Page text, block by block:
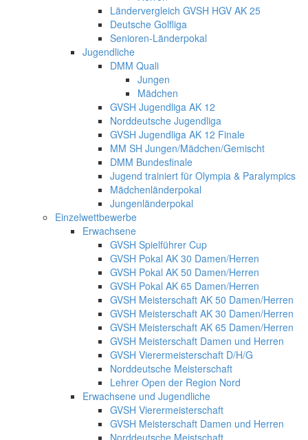
Ländervergleich GVSH HGV AK 25
Deutsche Golfliga
Senioren-Länderpokal
Jugendliche
DMM Quali
Jungen
Mädchen
GVSH Jugendliga AK 12
Norddeutsche Jugendliga
GVSH Jugendliga AK 12 Finale
MM SH Jungen/Mädchen/Gemischt
DMM Bundesfinale
Jugend trainiert für Olympia & Paralympics
Mädchenländerpokal
Jungenländerpokal
Einzelwettbewerbe
Erwachsene
GVSH Spielführer Cup
GVSH Pokal AK 30 Damen/Herren
GVSH Pokal AK 50 Damen/Herren
GVSH Pokal AK 65 Damen/Herren
GVSH Meisterschaft AK 50 Damen/Herren
GVSH Meisterschaft AK 30 Damen/Herren
GVSH Meisterschaft AK 65 Damen/Herren
GVSH Meisterschaft Damen und Herren
GVSH Vierermeisterschaft D/H/G
Norddeutsche Meisterschaft
Lehrer Open der Region Nord
Erwachsene und Jugendliche
GVSH Vierermeisterschaft
GVSH Meisterschaft Damen und Herren
Norddeutsche Meistschaft